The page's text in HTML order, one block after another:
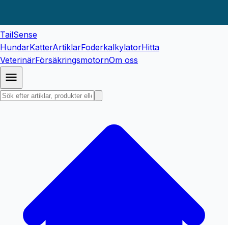
TailSense
HundarKatterArtiklarFoderkalkylatorHitta
VeterinärFörsäkringsmotornOm oss